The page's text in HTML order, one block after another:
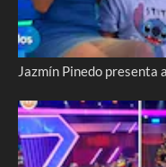
Jazmín Pinedo presenta